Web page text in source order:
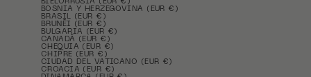
BOSNIA Y HERZEGOVINA (EUR €)
BRASIL (EUR €)
BRUNÉI (EUR €)
BULGARIA (EUR €)
CANADÁ (EUR €)
CHEQUIA (EUR €)
CHIPRE (EUR €)
CIUDAD DEL VATICANO (EUR €)
CROACIA (EUR €)